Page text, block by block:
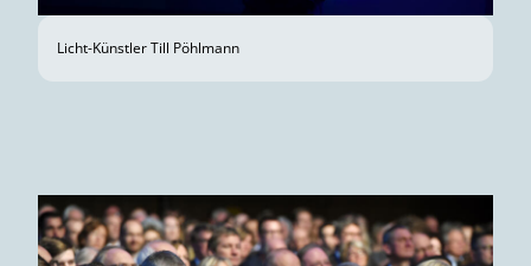
Licht-Künstler Till Pöhlmann